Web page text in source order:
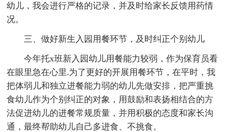
幼儿，我会进行严格的记录，并及时给家长反馈用药情
况。
三、做好新生入园用餐环节，及时纠正个别幼儿
今年托x班新入园幼儿用餐能力较弱，作为保育员看
在眼里急在心里.为了更好的开展用餐环节，在平时，我
把体弱儿和独立进餐能力弱的幼儿先做安排，把严重挑
食幼儿作为个别纠正的对象，用鼓励和表扬相结合的方
法促进幼儿的进餐常规质量，并用积极的态度和家长沟
通，最终帮助幼儿自己多进食、不挑食。